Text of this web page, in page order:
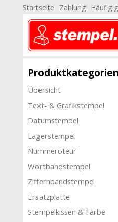
Startseite Zahlung Häufig
Produktkategorien
Übersicht
Text- & Grafikstempel
Datumstempel
Lagerstempel
Nummeroteur
Wortbandstempel
Ziffernbandstempel
Ersatzplatte
Stempelkissen & Farbe